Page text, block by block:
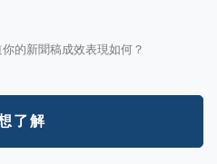
的新聞稿成效表現如何？
了解